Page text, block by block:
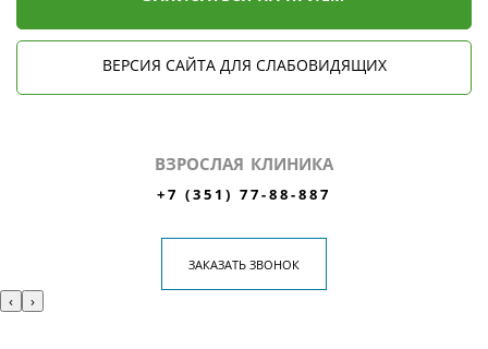
ВЕРСИЯ САЙТА ДЛЯ СЛАБОВИДЯЩИХ
ВЗРОСЛАЯ КЛИНИКА
+7 (351) 77-88-887
ЗАКАЗАТЬ ЗВОНОК
‹ ›